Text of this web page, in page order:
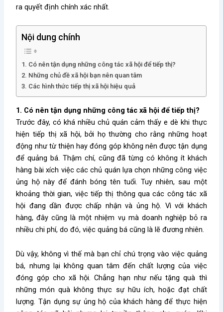
ra quyết định chính xác nhất.
Nội dung chính
1. Có nên tận dụng những công tác xã hội để tiếp thị?
2. Những chủ đề xã hội bạn nên quan tâm
3. Các hình thức tiếp thị xã hội hiệu quả
1. Có nên tận dụng những công tác xã hội để tiếp thị?
Trước đây, có khá nhiều chủ quán cảm thấy e dè khi thực
hiện tiếp thị xã hội, bởi họ thường cho rằng những hoạt
động như từ thiện hay đóng góp không nên được tận dụng
để quảng bá. Thậm chí, cũng đã từng có không ít khách
hàng bài xích việc các chủ quán lựa chọn những công việc
ủng hộ này để đánh bóng tên tuổi. Tuy nhiên, sau một
khoảng thời gian, việc tiếp thị thông qua các công tác xã
hội đang dần được chấp nhận và ủng hộ. Vì với khách
hàng, đây cũng là một nhiệm vụ mà doanh nghiệp bỏ ra
nhiều chi phí, do đó, việc quảng bá cũng là lẽ đương nhiên.
Dù vậy, không vì thế mà bạn chỉ chú trọng vào việc quảng
bá, nhưng lại không quan tâm đến chất lượng của việc
đóng góp cho xã hội. Chẳng hạn như nếu tặng quà thì
những món quà không thực sự hữu ích, hoặc đạt chất
lượng. Tận dụng sự ủng hộ của khách hàng để thực hiện